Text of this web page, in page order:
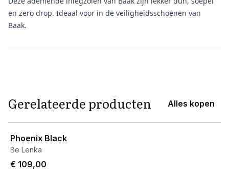
en zero drop. Ideaal voor in de veiligheidsschoenen van
Baak.
Gerelateerde producten Alles kopen
Phoenix Black
Be Lenka
€ 109,00